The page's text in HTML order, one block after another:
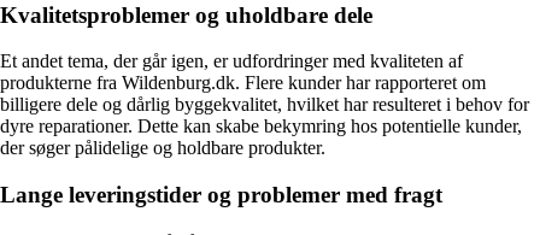
Kvalitetsproblemer og uholdbare dele
Et andet tema, der går igen, er udfordringer med kvaliteten af
produkterne fra Wildenburg.dk. Flere kunder har rapporteret om
billigere dele og dårlig byggekvalitet, hvilket har resulteret i behov for
dyre reparationer. Dette kan skabe bekymring hos potentielle kunder,
der søger pålidelige og holdbare produkter.
Lange leveringstider og problemer med fragt